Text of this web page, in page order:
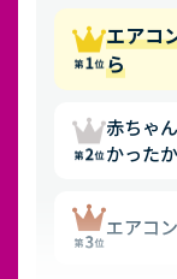
エアコ
ら
赤ちゃ
かった
エアコ